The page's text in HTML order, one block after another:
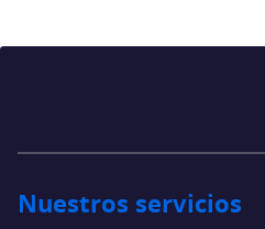
Nuestros servicios